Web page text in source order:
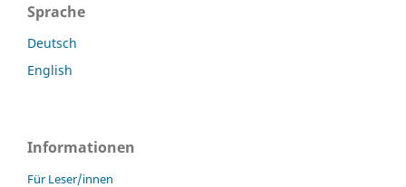
Sprache
Deutsch
English
Informationen
Für Leser/innen